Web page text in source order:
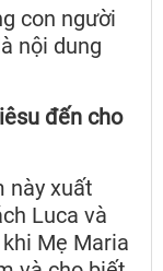
con người
nội dung
đến cho
này xuất
Luca và
Mẹ Maria